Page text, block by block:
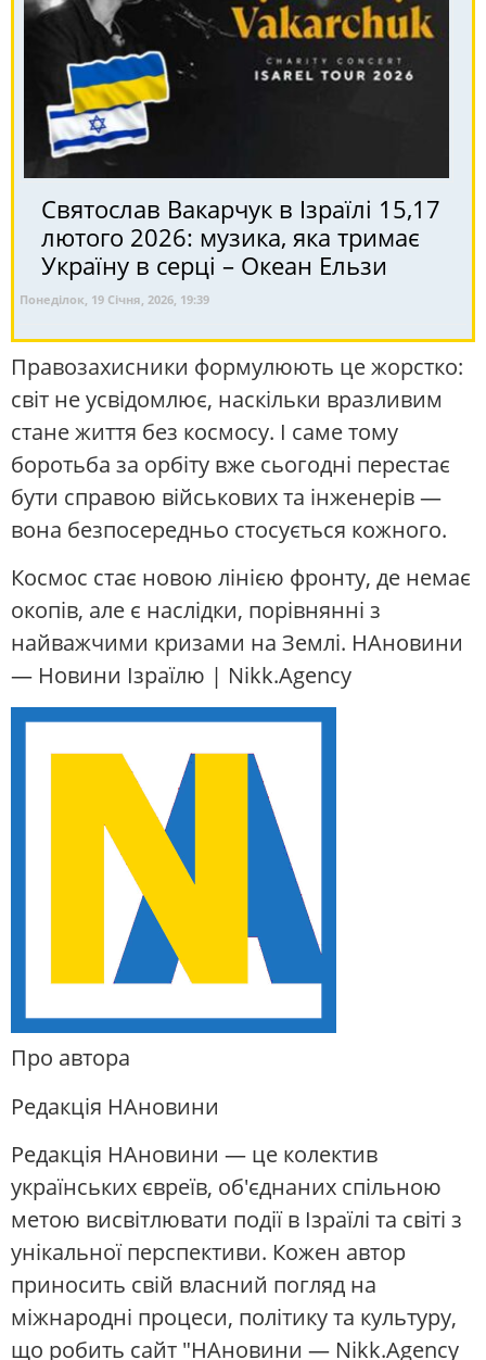
Святослав Вакарчук в Ізраїлі 15,17
лютого 2026: музика, яка тримає
Україну в серці – Океан Ельзи
Понеділок, 19 Січня, 2026, 19:39
Правозахисники формулюють це жорстко:
світ не усвідомлює, наскільки вразливим
стане життя без космосу. І саме тому
боротьба за орбіту вже сьогодні перестає
бути справою військових та інженерів —
вона безпосередньо стосується кожного.
Космос стає новою лінією фронту, де немає
окопів, але є наслідки, порівнянні з
найважчими кризами на Землі. НАновини
— Новини Ізраїлю | Nikk.Agency
Про автора
Редакція НАновини
Редакція НАновини — це колектив
українських євреїв, об'єднаних спільною
метою висвітлювати події в Ізраїлі та світі з
унікальної перспективи. Кожен автор
приносить свій власний погляд на
міжнародні процеси, політику та культуру,
що робить сайт "НАновини — Nikk.Agency